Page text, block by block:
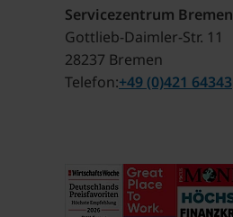
Servicezentrum Bremen
Gottlieb-Daimler-Str. 11
28237 Bremen
Telefon +49 (0)421 64343